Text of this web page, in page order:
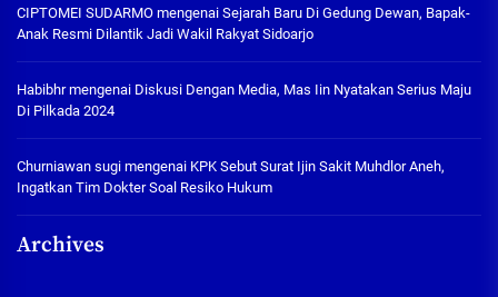
CIPTOMEI SUDARMO mengenai Sejarah Baru Di Gedung Dewan, Bapak-
Anak Resmi Dilantik Jadi Wakil Rakyat Sidoarjo
Habibhrmengenai Diskusi Dengan Media, Mas Iin Nyatakan Serius Maju
Di Pilkada 2024
Churniawan sugi mengenai KPK Sebut Surat Ijin Sakit Muhdlor Aneh,
Ingatkan Tim Dokter Soal Resiko Hukum
Archives